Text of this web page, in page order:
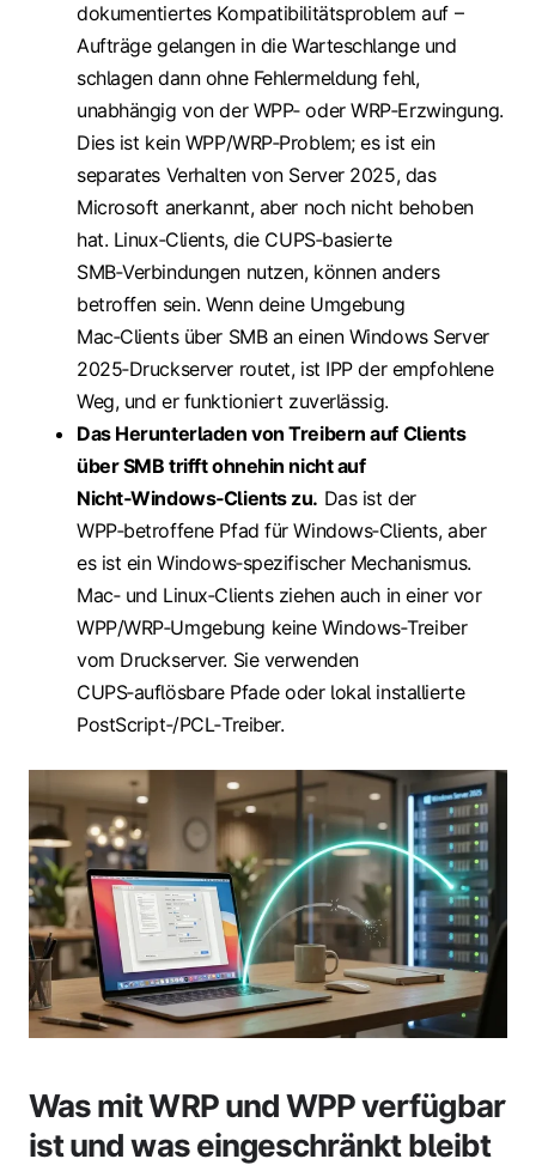
dokumentiertes Kompatibilitätsproblem auf –
Aufträge gelangen in die Warteschlange und
schlagen dann ohne Fehlermeldung fehl,
unabhängig von der WPP‑ oder WRP‑Erzwingung.
Dies ist kein WPP/WRP‑Problem; es ist ein
separates Verhalten von Server 2025, das
Microsoft anerkannt, aber noch nicht behoben
hat. Linux‑Clients, die CUPS‑basierte
SMB‑Verbindungen nutzen, können anders
betroffen sein. Wenn deine Umgebung
Mac‑Clients über SMB an einen Windows Server
2025‑Druckserver routet, ist IPP der empfohlene
Weg, und er funktioniert zuverlässig.
Das Herunterladen von Treibern auf Clients
über SMB trifft ohnehin nicht auf
Nicht‑Windows‑Clients zu. Das ist der
WPP‑betroffene Pfad für Windows‑Clients, aber
es ist ein Windows‑spezifischer Mechanismus.
Mac‑ und Linux‑Clients ziehen auch in einer vor
WPP/WRP‑Umgebung keine Windows‑Treiber
vom Druckserver. Sie verwenden
CUPS‑auflösbare Pfade oder lokal installierte
PostScript‑/PCL‑Treiber.
Was mit WRP und WPP verfügbar
ist und was eingeschränkt bleibt